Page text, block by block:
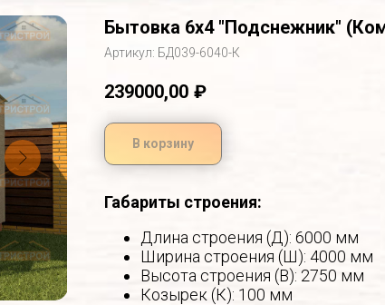
Бытовка 6х4 "Подснежник"
Артикул: БД039-6040-К
239000,00 ₽
В корзину
Габариты строения:
Длина строения (Д): 6000 мм
Ширина строения (Ш): 4000 мм
Высота строения (В): 2750 мм
Козырек (К): 100 мм